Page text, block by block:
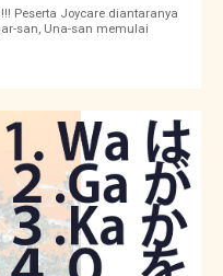
Peserta Joycare diantaranya
san, Una-san memulai